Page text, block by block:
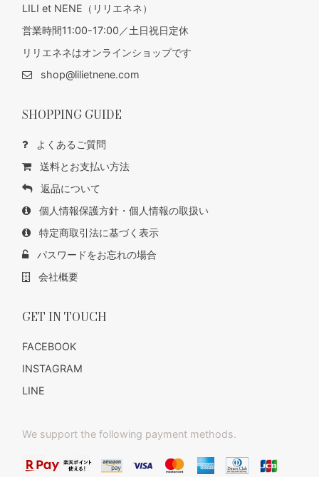
LILI et NENE（リリエネネ）
営業時間11:00-17:00／土日祝日定休
リリエネネはオンラインショップです
shop@lilietnene.com
SHOPPING GUIDE
よくあるご質問
送料とお支払い方法
返品について
個人情報保護方針・個人情報の取扱い
特定商取引法に基づく表示
パスワードをお忘れの場合
会社概要
GET IN TOUCH
FACEBOOK
INSTAGRAM
LINE
We support the following payment methods.